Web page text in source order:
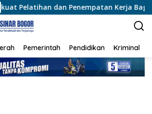
Kerja Bagi Penyandang
Pemerintah Pendidikan Kriminal